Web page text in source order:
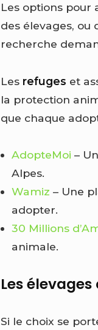
Les options
des élevages,
recherche
Les refuges et
la protection
que chaque
AdopteMoi –
Alpes.
Wamiz – Une
adopter.
30 Millions
animale.
Les
Si le choix se